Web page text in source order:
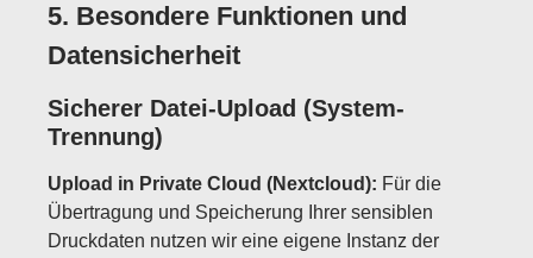
5. Besondere Funktionen und
Datensicherheit
Sicherer Datei-Upload (System-
Trennung)
Upload in Private Cloud (Nextcloud): Für die
Übertragung und Speicherung Ihrer sensiblen
Druckdaten nutzen wir eine eigene Instanz der